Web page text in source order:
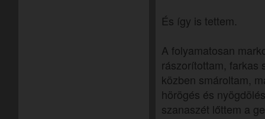
És így is tettem.
A folyamatosan
rászorítottam, farkas
közben smároltam,
hörögés és
szanaszét lőttem a